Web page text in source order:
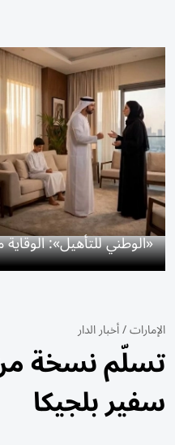
«الوطني للتأهيل»:
الإمارات/أخبار الدار
تسلّم نسخة
سفير بلجيكا